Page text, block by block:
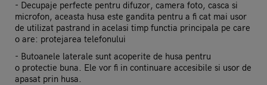
- Decupaje perfecte pentru difuzor, camera foto, casca si
microfon, aceasta husa este gandita pentru a fi cat mai usor
de utilizat pastrand in acelasi timp functia principala pe care
o are: protejarea telefonului
- Butoanele laterale sunt acoperite de husa pentru
o protectie buna. Ele vor fi in continuare accesibile si usor de
apasat prin husa.